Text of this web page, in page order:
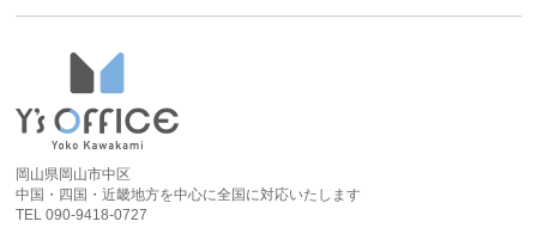
岡山県岡山市中区
中国・四国・近畿地方を中心に全国に対応いたします
TEL 090-9418-0727